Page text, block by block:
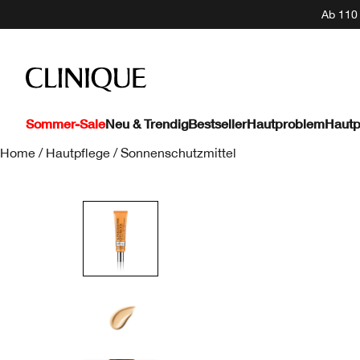
Ab
Sommer-SaleNeu & TrendigBestsellerHautproblem
Home / Hautpflege / Sonnenschutzmittel